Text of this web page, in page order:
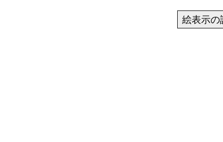
絵表示の